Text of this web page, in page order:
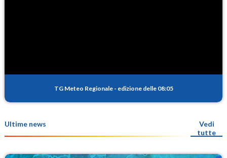
TG Meteo Regionale - edizione delle 08:05
Ultime news
Vedi
tutte